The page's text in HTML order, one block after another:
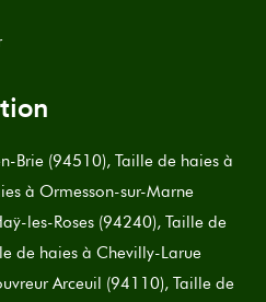
Brie (94510), Taille de haies à
à Ormesson-sur-Marne
les-Roses (94240), Taille de
de haies à Chevilly-Larue
Arceuil (94110), Taille de